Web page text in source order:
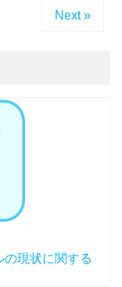
Next »
の現状に関する